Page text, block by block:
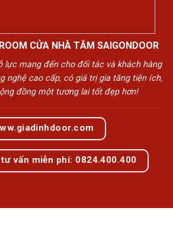
CỬA NHÀ TẮM SAIGONDOOR
lực mang đến cho đối tác và khách hàng
nghệ cao cấp, có giá trị gia tăng tiện ích,
đồng một tương lai tốt đẹp hơn!
vấn miễn phí: 0824.400.400